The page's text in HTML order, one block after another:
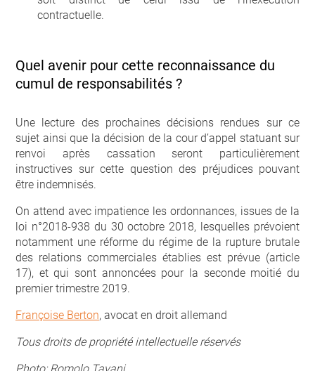
contractuelle.
Quel avenir pour cette reconnaissance du
cumul de responsabilités ?
Une lecture des prochaines décisions rendues sur ce
sujet ainsi que la décision de la cour d’appel statuant sur
renvoi après cassation seront particulièrement
instructives sur cette question des préjudices pouvant
être indemnisés.
On attend avec impatience les ordonnances, issues de la
loi n°2018-938 du 30 octobre 2018, lesquelles prévoient
notamment une réforme du régime de la rupture brutale
des relations commerciales établies est prévue (article
17), et qui sont annoncées pour la seconde moitié du
premier trimestre 2019.
Françoise Berton, avocat en droit allemand
Tous droits de propriété intellectuelle réservés